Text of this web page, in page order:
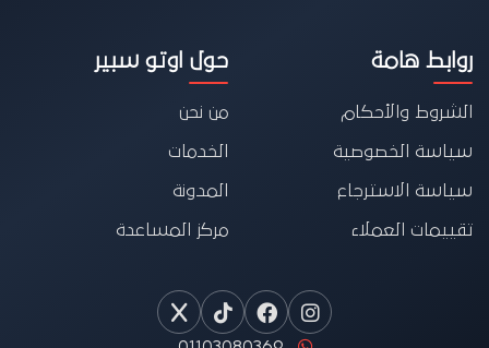
روابط هامة
الشروط والأحكام
سياسة الخصوصية
سياسة الاسترجاع
تقييمات العملاء
حول اوتو سبير
من نحن
الخدمات
المدونة
مركز المساعدة